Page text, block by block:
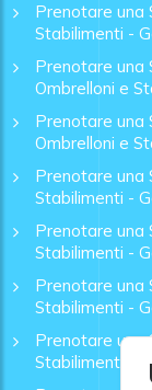
Prenotare una
Stabilimenti -
Prenotare una
Ombrelloni e
Prenotare una
Ombrelloni e
Prenotare una
Stabilimenti -
Prenotare una
Stabilimenti -
Prenotare una
Stabilimenti -
Prenotare una
Stabilimenti -